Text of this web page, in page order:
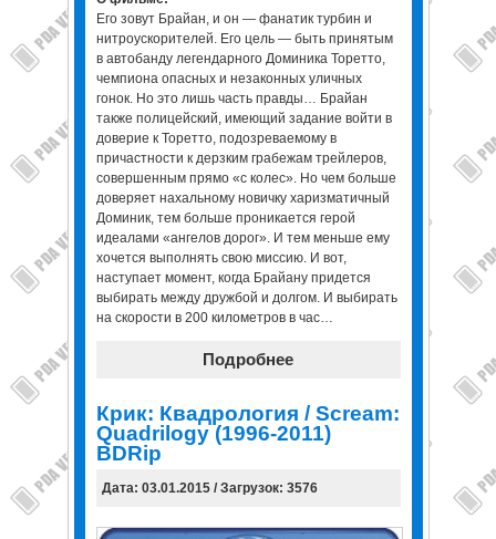
Его зовут Брайан, и он — фанатик турбин и
нитроускорителей. Его цель — быть принятым
в автобанду легендарного Доминика Торетто,
чемпиона опасных и незаконных уличных
гонок. Но это лишь часть правды… Брайан
также полицейский, имеющий задание войти в
доверие к Торетто, подозреваемому в
причастности к дерзким грабежам трейлеров,
совершенным прямо «с колес». Но чем больше
доверяет нахальному новичку харизматичный
Доминик, тем больше проникается герой
идеалами «ангелов дорог». И тем меньше ему
хочется выполнять свою миссию. И вот,
наступает момент, когда Брайану придется
выбирать между дружбой и долгом. И выбирать
на скорости в 200 километров в час…
Подробнее
Крик: Квадрология / Scream:
Quadrilogy (1996-2011)
BDRip
Дата: 03.01.2015 / Загрузок: 3576